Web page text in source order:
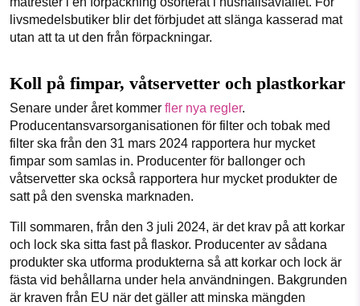
livsmedelsbutiker blir det förbjudet att slänga kasserad mat
utan att ta ut den från förpackningar.
Koll på fimpar, våtservetter och plastkorkar
Senare under året kommer fler nya regler.
Producentansvarsorganisationen för filter och tobak med
filter ska från den 31 mars 2024 rapportera hur mycket
fimpar som samlas in. Producenter för ballonger och
våtservetter ska också rapportera hur mycket produkter de
satt på den svenska marknaden.
Till sommaren, från den 3 juli 2024, är det krav på att korkar
och lock ska sitta fast på flaskor. Producenter av sådana
produkter ska utforma produkterna så att korkar och lock är
fästa vid behållarna under hela användningen. Bakgrunden
är kraven från EU när det gäller att minska mängden